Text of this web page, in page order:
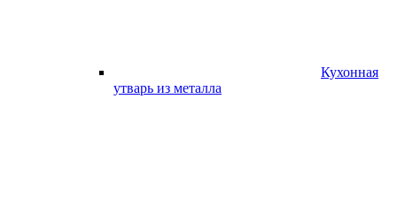
Кухонная
утварь из металла